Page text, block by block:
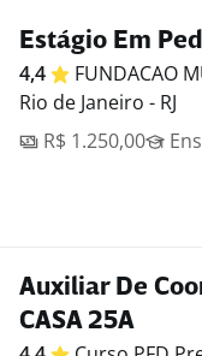
Estágio Em
4,4 FUNDACAO
Rio de Janeiro - RJ
R$ 1.250,00
Auxiliar De
CASA 25A